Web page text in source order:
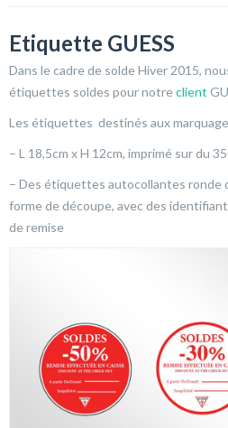
Etiquette GUESS
Dans le cadre de solde Hiver 2015,
étiquettes soldes pour notreclient
Les étiquettes destinés aux
– L 18,5cm x H 12cm, imprimé sur du
– Des étiquettes autocollantes ronde
forme de découpe, avec des
de remise